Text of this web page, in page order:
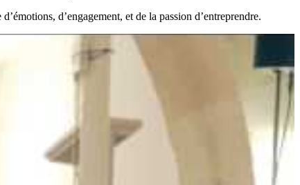
d’engagement, et de la passion d’entreprendre.